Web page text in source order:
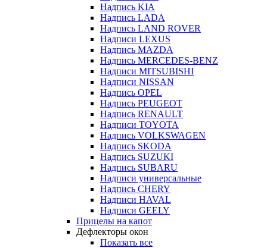
Надпись KIA
Надпись LADA
Надпись LAND ROVER
Надписи LEXUS
Надпись MAZDA
Надпись MERCEDES-BENZ
Надписи MITSUBISHI
Надписи NISSAN
Надпись OPEL
Надпись PEUGEOT
Надпись RENAULT
Надписи TOYOTA
Надпись VOLKSWAGEN
Надпись SKODA
Надпись SUZUKI
Надпись SUBARU
Надписи универсальные
Надпись CHERY
Надписи HAVAL
Надписи GEELY
Прицелы на капот
Дефлекторы окон
Показать все